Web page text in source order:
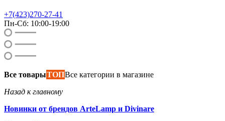
+7(423)270-27-41
Пн-Сб: 10:00-19:00
Все товарыТОПВсе категории в магазине
Назад к главному
Новинки от брендов ArteLamp и Divinare